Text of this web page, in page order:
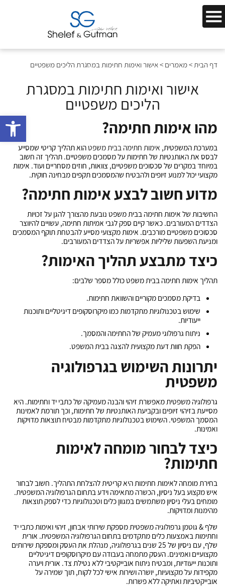
דף הבית >מאמרים >אישור ואימות חתימות במסגרת הליכים משפטיים
אישור ואימות חתימות במסגרת
הליכים משפטיים
מהו אימות חתימה?
במערכת המשפטית, אימות חתימה בבית משפטהוא תהליך קריטי שמסייע
לבסס את האותנטיות של חתימות על מסמכים משפטיים. תהליך זה חשוב
במיוחד במקרים של סכסוכים משפטיים, צוואות, חוזים מסחריים ועוד. אימות
מקצועי יכול למנוע זיופים ולהבטיח שהמסמכים תקפים מבחינה חוקית.
מדוע חשוב לבצע אימות חתימה?
החשיבות של אימות חתימה בבית משפט נובעת מהצורך להגן על זכויות
הצדדים המעורבים. כאשר קיים ספק לגבי אמיתות חתימה, עשויים להיווצר
סכסוכים משפטיים מורכבים. אימות מקצועי מסייע להבטחת תוקף המסמכים
ומניעת השפעות שליליות אפשריות על הצדדים המעורבים.
כיצד מתבצע תהליך האימות?
תהליך אימות חתימה בבית משפטכולל מספר שלבים:
בדיקת מסמכים מקוריים והשוואת חתימות.
שימוש בטכנולוגיות מתקדמות כמו מיקרוסקופים דיגיטליים ותוכנות
ייעודיות.
ניתוח גרפולוגי מעמיק של החתימה והמסמך.
הפקת חוות דעת מקצועית להצגה בבית המשפט.
יתרונות השימוש בגרפולוגיה
משפטית
גרפולוגיה משפטית מאפשרת זיהוי והבנה מעמיקה של כתבי יד וחתימות. היא
מסייעת בזיהוי זיופים ובקביעת האותנטיות של חתימות, וכך תורמת לאמינות
המסמך המשפטי. השימוש בטכנולוגיות מתקדמות מבטיח תוצאות מדויקות
ואמינות.
כיצד לבחור מומחה לאימות
חתימות?
בחירת מומחה לאימות חתימות היא קריטית להצלחת התהליך. חשוב לבחור
איש מקצוע בעל ניסיון, הכשרה מתאימה וידע בתחום הגרפולוגיה המשפטית.
מומחים בעלי ניסיון משתמשים במגוון כלים וטכנולוגיות כדי לספק תוצאות
מהימנות ומדויקות.
שלף & גוטמן גרפולוגיה משפטית מספקת שירותי אבחון, זיהוי ואימות כתבי יד
וחתימות באמצעות כלים מתקדמים בתחום הגרפולוגיה המשפטית. אורית
שלף, עם ניסיון של 25 שנים בגרפולוגיה, מנהלת את העסק ומספקת שירותים
מקצועיים ואמינים. העסק מתמחה בעבודה עם מיקרוסקופים דיגיטליים
ותוכנות ייעודיות, ומבטיח ניתוח אובייקטיבי ללא נטילת צד. אורית ויערה
מקפידות על מקצועיות, יושרה ושירות אישי לכל לקוח, תוך שמירה על
אובייקטיביות ואתיקה ללא פשרות.